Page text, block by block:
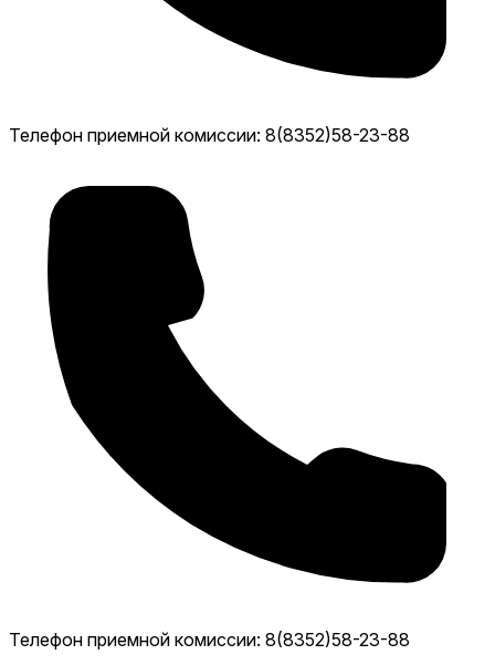
Телефон приемной комиссии: 8(8352)58-23-88
Телефон приемной комиссии: 8(8352)58-23-88